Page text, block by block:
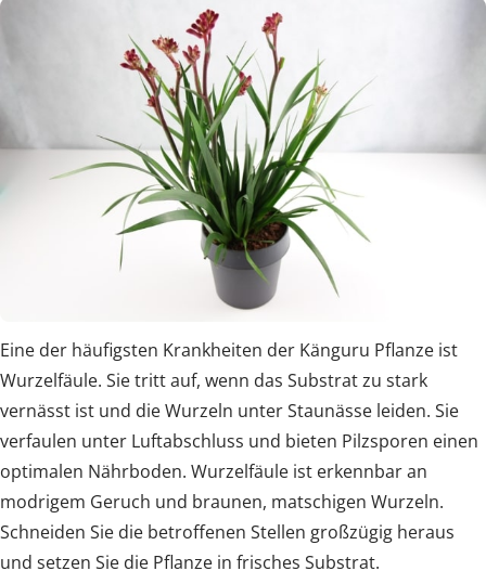
Eine der häufigsten Krankheiten der Känguru Pflanze ist
Wurzelfäule. Sie tritt auf, wenn das Substrat zu stark
vernässt ist und die Wurzeln unter Staunässe leiden. Sie
verfaulen unter Luftabschluss und bieten Pilzsporen einen
optimalen Nährboden. Wurzelfäule ist erkennbar an
modrigem Geruch und braunen, matschigen Wurzeln.
Schneiden Sie die betroffenen Stellen großzügig heraus
und setzen Sie die Pflanze in frisches Substrat.